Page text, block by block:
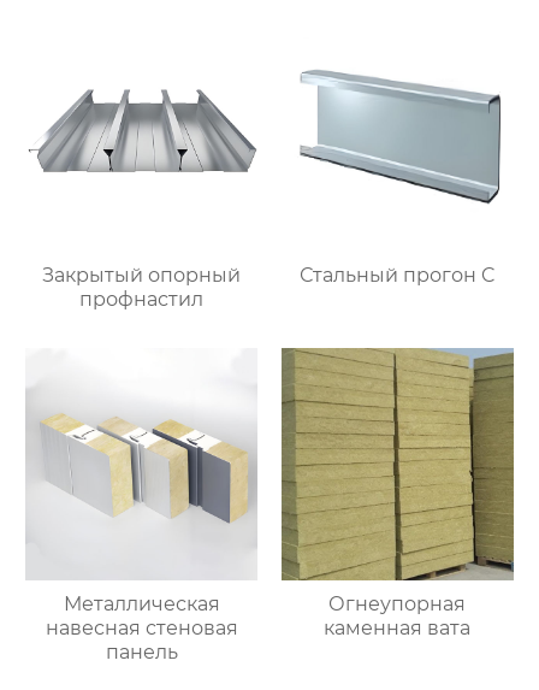
Закрытый опорный
профнастил
Стальный прогон C
Металлическая
навесная стеновая
панель
Огнеупорная
каменная вата